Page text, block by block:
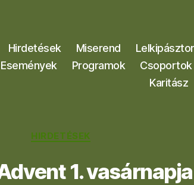
Hirdetések Miserend
Események Programok Csoportok
Karitász
Kategóriák
HIRDETÉSEK
1. vasárnapja